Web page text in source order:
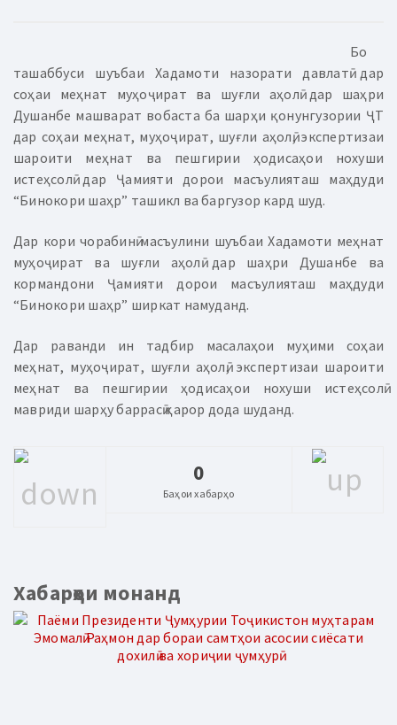
Бо
ташаббуси шуъбаи Хадамоти назорати давлатӣ дар
соҳаи меҳнат муҳоҷират ва шуғли аҳолӣ дар шаҳри
Душанбе машварат вобаста ба шарҳи қонунгузории ҶТ
дар соҳаи меҳнат, муҳоҷират, шуғли аҳолӣ, экспертизаи
шароити меҳнат ва пешгирии ҳодисаҳои нохуши
истеҳсолӣ дар Ҷамияти дорои масъулияташ маҳдуди
“Бинокори шаҳр” ташикл ва баргузор кард шуд.
Дар кори чорабинӣ масъулини шуъбаи Хадамоти меҳнат
муҳоҷират ва шуғли аҳолӣ дар шаҳри Душанбе ва
кормандони Ҷамияти дорои масъулияташ маҳдуди
“Бинокори шаҳр” ширкат намуданд.
Дар раванди ин тадбир масалаҳои муҳими соҳаи
меҳнат, муҳоҷират, шуғли аҳолӣ, экспертизаи шароити
меҳнат ва пешгирии ҳодисаҳои нохуши истеҳсолӣ
мавриди шарҳу баррасӣ қарор дода шуданд.
0
Баҳои хабарҳо
Хабарҳои монанд